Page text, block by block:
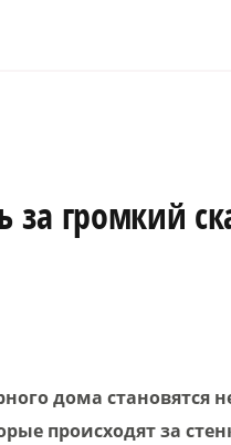
за громкий
дома становятся
происходят за